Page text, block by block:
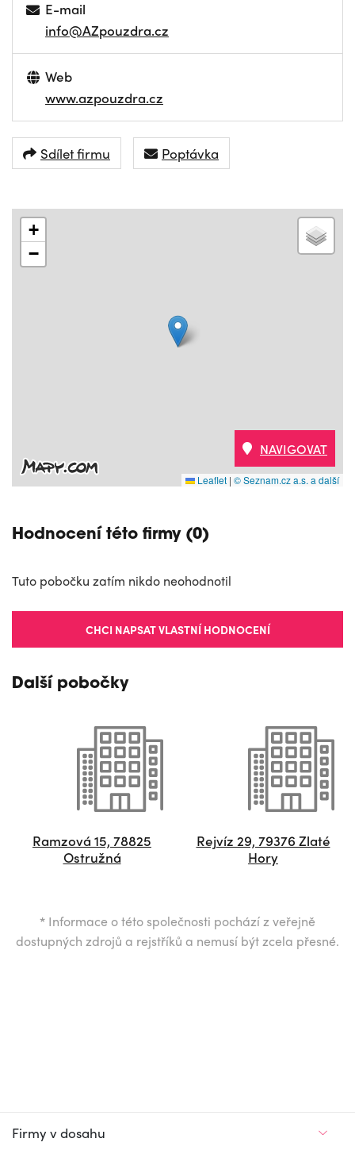
E-mail
info@AZpouzdra.cz
Web
www.azpouzdra.cz
Sdílet firmu Poptávka
+
−
Leaflet | © Seznam.cz a.s. a další
NAVIGOVAT
Hodnocení této firmy (0)
Tuto pobočku zatím nikdo neohodnotil
CHCI NAPSAT VLASTNÍ HODNOCENÍ
Další pobočky
Ramzová 15, 78825
Ostružná
Rejvíz 29, 79376 Zlaté
Hory
* Informace o této společnosti pochází z veřejně
dostupných zdrojů a rejstříků a nemusí být zcela přesné.
Firmy v dosahu